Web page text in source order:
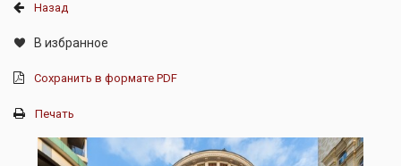
Назад
В избранное
Сохранить в формате PDF
Печать